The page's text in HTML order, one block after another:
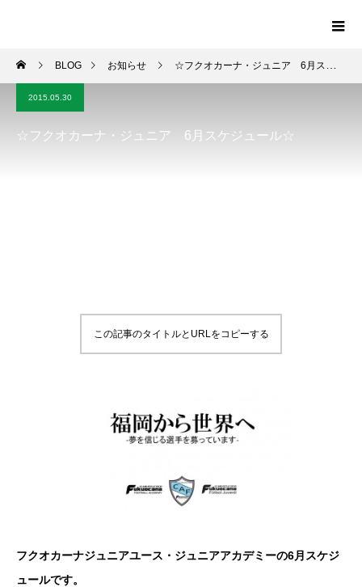
BLOG お知らせ ☆フクオカーナ・ジュニア 6月スケジュール☆
2015.05.30
☆フクオカーナ・ジュニア 6月スケジュール☆
この記事のタイトルとURLをコピーする
フクオカーナジュニアユース・ジュニアアカデミーの6月スケジ
ュールです。